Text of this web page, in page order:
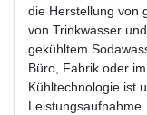
die Herstellung von
von Trinkwasser
gekühltem
Büro, Fabrik oder
Kühltechnologie ist